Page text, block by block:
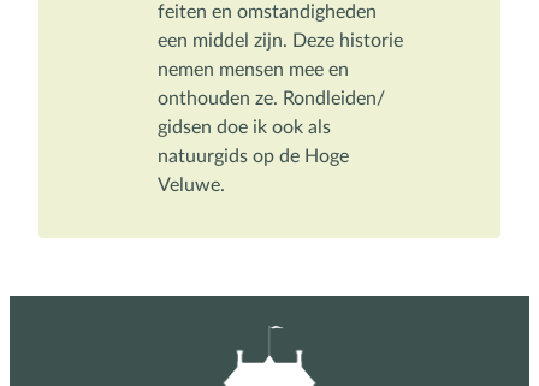
feiten en omstandigheden
een middel zijn. Deze historie
nemen mensen mee en
onthouden ze. Rondleiden/
gidsen doe ik ook als
natuurgids op de Hoge
Veluwe.